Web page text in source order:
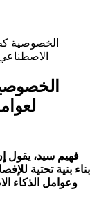
بناء بنية تحتية
وعوامل الذكاء